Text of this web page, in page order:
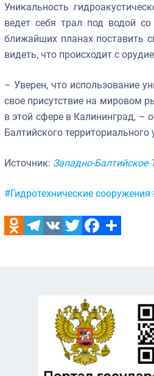
Уникальность
ведет себя трал под водой
ближайших планах поставить
видеть, что происходит с
– Уверен, что использование
свое присутствие на мировом
в этой сфере в Калининград, –
Балтийского
Источник: Западно-Балтийское
Метки:
#Гидротехнические сооружения